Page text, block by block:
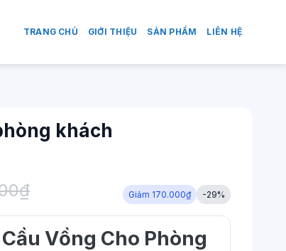
TRANG CHỦ GIỚI THIỆU SẢN PHẨM LIÊN HỆ
khách
₫ Giảm 170.000₫ -29%
Vồng Cho Phòng